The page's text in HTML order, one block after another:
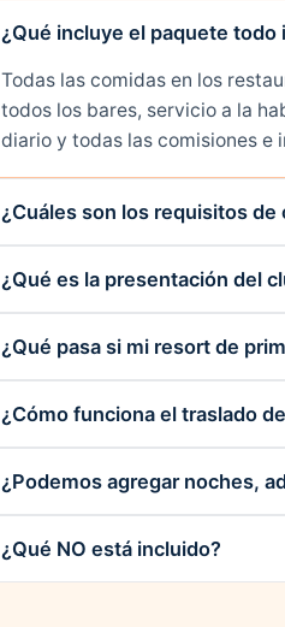
¿Qué incluye el paquete todo
Todas las comidas en los
todos los bares, servicio a la
diario y todas las comisiones e
¿Cuáles son los requisitos de
¿Qué es la presentación del
¿Qué pasa si mi resort de
¿Cómo funciona el traslado
¿Podemos agregar noches,
¿Qué NO está incluido?